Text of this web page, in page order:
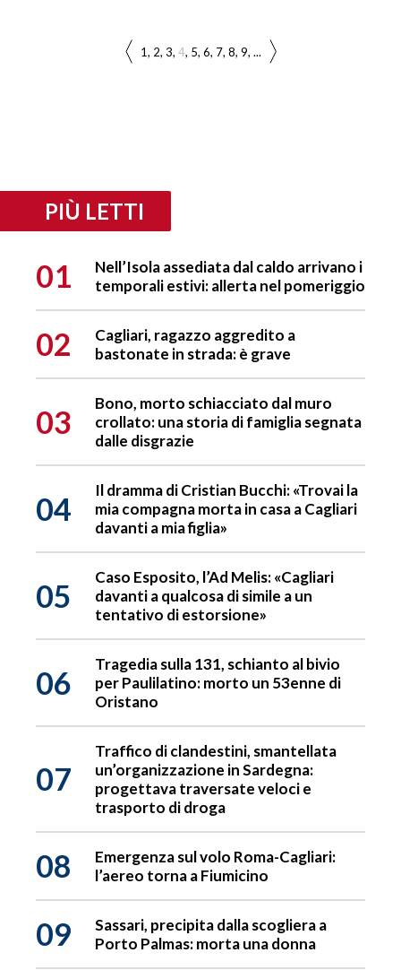
1 2 3 4 5 6 7 8 9 ...
PIÙ LETTI
01
Nell’Isola assediata dal caldo arrivano i
temporali estivi: allerta nel pomeriggio
02
Cagliari, ragazzo aggredito a
bastonate in strada: è grave
03
Bono, morto schiacciato dal muro
crollato: una storia di famiglia segnata
dalle disgrazie
04
Il dramma di Cristian Bucchi: «Trovai la
mia compagna morta in casa a Cagliari
davanti a mia figlia»
05
Caso Esposito, l’Ad Melis: «Cagliari
davanti a qualcosa di simile a un
tentativo di estorsione»
06
Tragedia sulla 131, schianto al bivio
per Paulilatino: morto un 53enne di
Oristano
07
Traffico di clandestini, smantellata
un’organizzazione in Sardegna:
progettava traversate veloci e
trasporto di droga
08
Emergenza sul volo Roma-Cagliari:
l’aereo torna a Fiumicino
09
Sassari, precipita dalla scogliera a
Porto Palmas: morta una donna